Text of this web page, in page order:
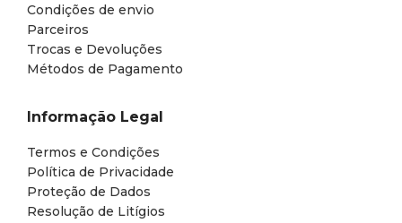
Condições de envio
Parceiros
Trocas e Devoluções
Métodos de Pagamento
Informação Legal
Termos e Condições
Política de Privacidade
Proteção de Dados
Resolução de Litígios